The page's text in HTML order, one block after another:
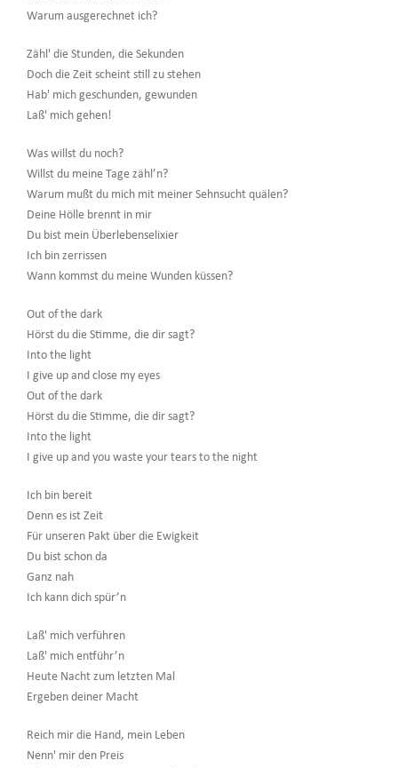
Warum ausgerechnet ich?
Zähl' die Stunden, die Sekunden
Doch die Zeit scheint still zu stehen
Hab' mich geschunden, gewunden
Laß' mich gehen!
Was willst du noch?
Willst du meine Tage zähl’n?
Warum mußt du mich mit meiner Sehnsucht quälen?
Deine Hölle brennt in mir
Du bist mein Überlebenselixier
Ich bin zerrissen
Wann kommst du meine Wunden küssen?
Out of the dark
Hörst du die Stimme, die dir sagt?
Into the light
I give up and close my eyes
Out of the dark
Hörst du die Stimme, die dir sagt?
Into the light
I give up and you waste your tears to the night
Ich bin bereit
Denn es ist Zeit
Für unseren Pakt über die Ewigkeit
Du bist schon da
Ganz nah
Ich kann dich spür’n
Laß' mich verführen
Laß' mich entführ’n
Heute Nacht zum letzten Mal
Ergeben deiner Macht
Reich mir die Hand, mein Leben
Nenn' mir den Preis